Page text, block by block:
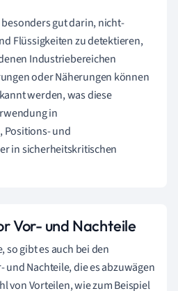
gut darin, nicht-
Flüssigkeiten zu detektieren,
Industriebereichen
oder Näherungen können
werden, was diese
in
Positions- und
in sicherheitskritischen
Vor- und Nachteile
so gibt es auch bei den
und Nachteile, die es abzuwägen
von Vorteilen, wie zum Beispiel